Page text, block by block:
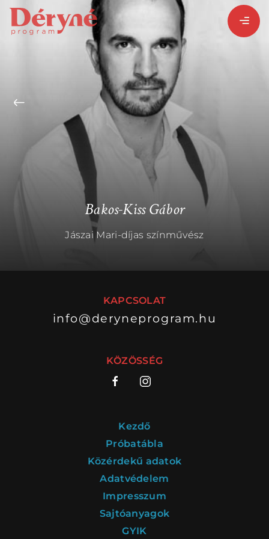
BEJELENTKEZEM
REGISZTRÁLOK
PROGRAMISMERTETŐ
KÖZREMŰKÖDŐK:
SZAKMAI BIZOTTSÁG
MENTOROK
ELŐADÁSOK
Bakos-Kiss Gábor
Jászai Mari-díjas színművész
KAPCSOLAT
info@deryneprogram.hu
KÖZÖSSÉG
Kezdő
Próbatábla
Közérdekű adatok
Adatvédelem
Impresszum
Sajtóanyagok
GYIK